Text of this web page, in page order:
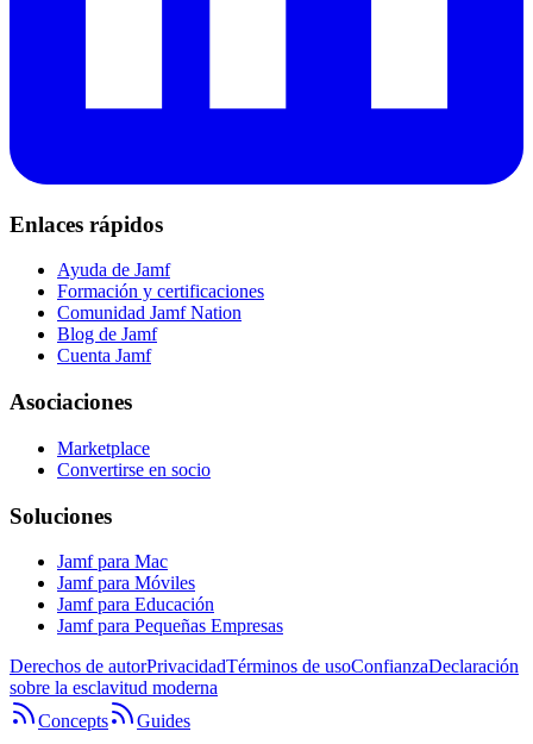
Enlaces rápidos
Ayuda de Jamf
Formación y certificaciones
Comunidad Jamf Nation
Blog de Jamf
Cuenta Jamf
Asociaciones
Marketplace
Convertirse en socio
Soluciones
Jamf para Mac
Jamf para Móviles
Jamf para Educación
Jamf para Pequeñas Empresas
Derechos de autorPrivacidadTérminos de usoConfianzaDeclaración
sobre la esclavitud moderna
Concepts
Guides